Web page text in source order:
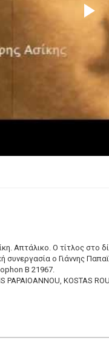
Απτάλικο. Ο τίτλος
συνεργασία ο Γιάννης
B 21967.
PAPAIOANNOU, KOSTAS